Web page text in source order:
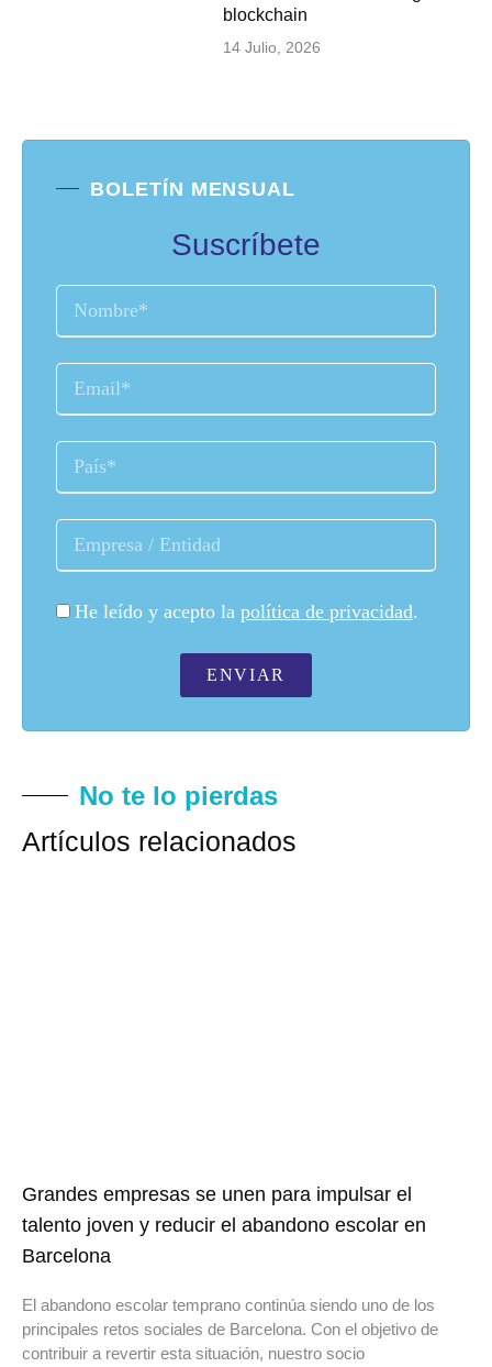
blockchain
14 Julio, 2026
BOLETÍN MENSUAL
Suscríbete
He leído y acepto la política de privacidad.
ENVIAR
No te lo pierdas
Artículos relacionados
Grandes empresas se unen para impulsar el
talento joven y reducir el abandono escolar en
Barcelona
El abandono escolar temprano continúa siendo uno de los
principales retos sociales de Barcelona. Con el objetivo de
contribuir a revertir esta situación, nuestro socio